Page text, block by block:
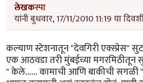
लेखकस्पा
यांनी बुधवार, 17/11/2010 11:19 या
कल्याण स्टेशनातून "देवगिरी एक्स्प्रेस"
एक आठवडा तरी मुंबईच्या मगरमिठीतून
" केले...... कामाची आणि बाकीची सगळी